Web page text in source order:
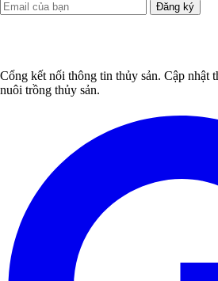
Đăng ký
Cổng kết nối thông tin thủy sản. Cập nhật
nuôi trồng thủy sản.